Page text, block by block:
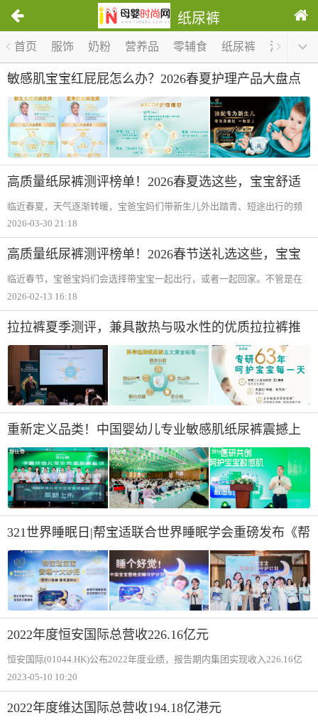
纸尿裤
首页 服饰 奶粉 营养品 零辅食 纸尿裤 洗护 1/0
敏感肌宝宝红屁屁怎么办？2026春夏护理产品大盘点
高质量纸尿裤测评榜单！2026春夏选这些，宝宝舒适
爸妈省心
临近春夏，天气逐渐转暖，宝爸宝妈们带新生儿外出踏青、短途出行的频
率也随之增加。不管是在外出途中，还是居家护理时，一款柔软亲肤、舒
等核心指标上
2026-03-30 21:18
高质量纸尿裤测评榜单！2026春节送礼选这些，宝宝
舒适爸妈省心
临近春节，宝爸宝妈们会选择带宝宝一起出行，或者一起回家。不管是在
旅途中，还是到了老家，让宝宝舒适的屁粮都必不可少。近年来，高质量
庭，既实用又贴心。
2026-02-13 16:18
拉拉裤夏季测评，兼具散热与吸水性的优质拉拉裤推
荐
重新定义品类！中国婴幼儿专业敏感肌纸尿裤震撼上
市
321世界睡眠日|帮宝适联合世界睡眠学会重磅发布《帮
宝适宝宝安睡十大妙招》
2022年度恒安国际总营收226.16亿元
恒安国际(01044.HK)公布2022年度业绩，报告期内集团实现收入226.16亿
元人民币，同比增长8.8%；公司权益持有人应占利润为19.25亿元，同比减
息每股0.70元，
2023-05-10 10:20
2022年度维达国际总营收194.18亿港元